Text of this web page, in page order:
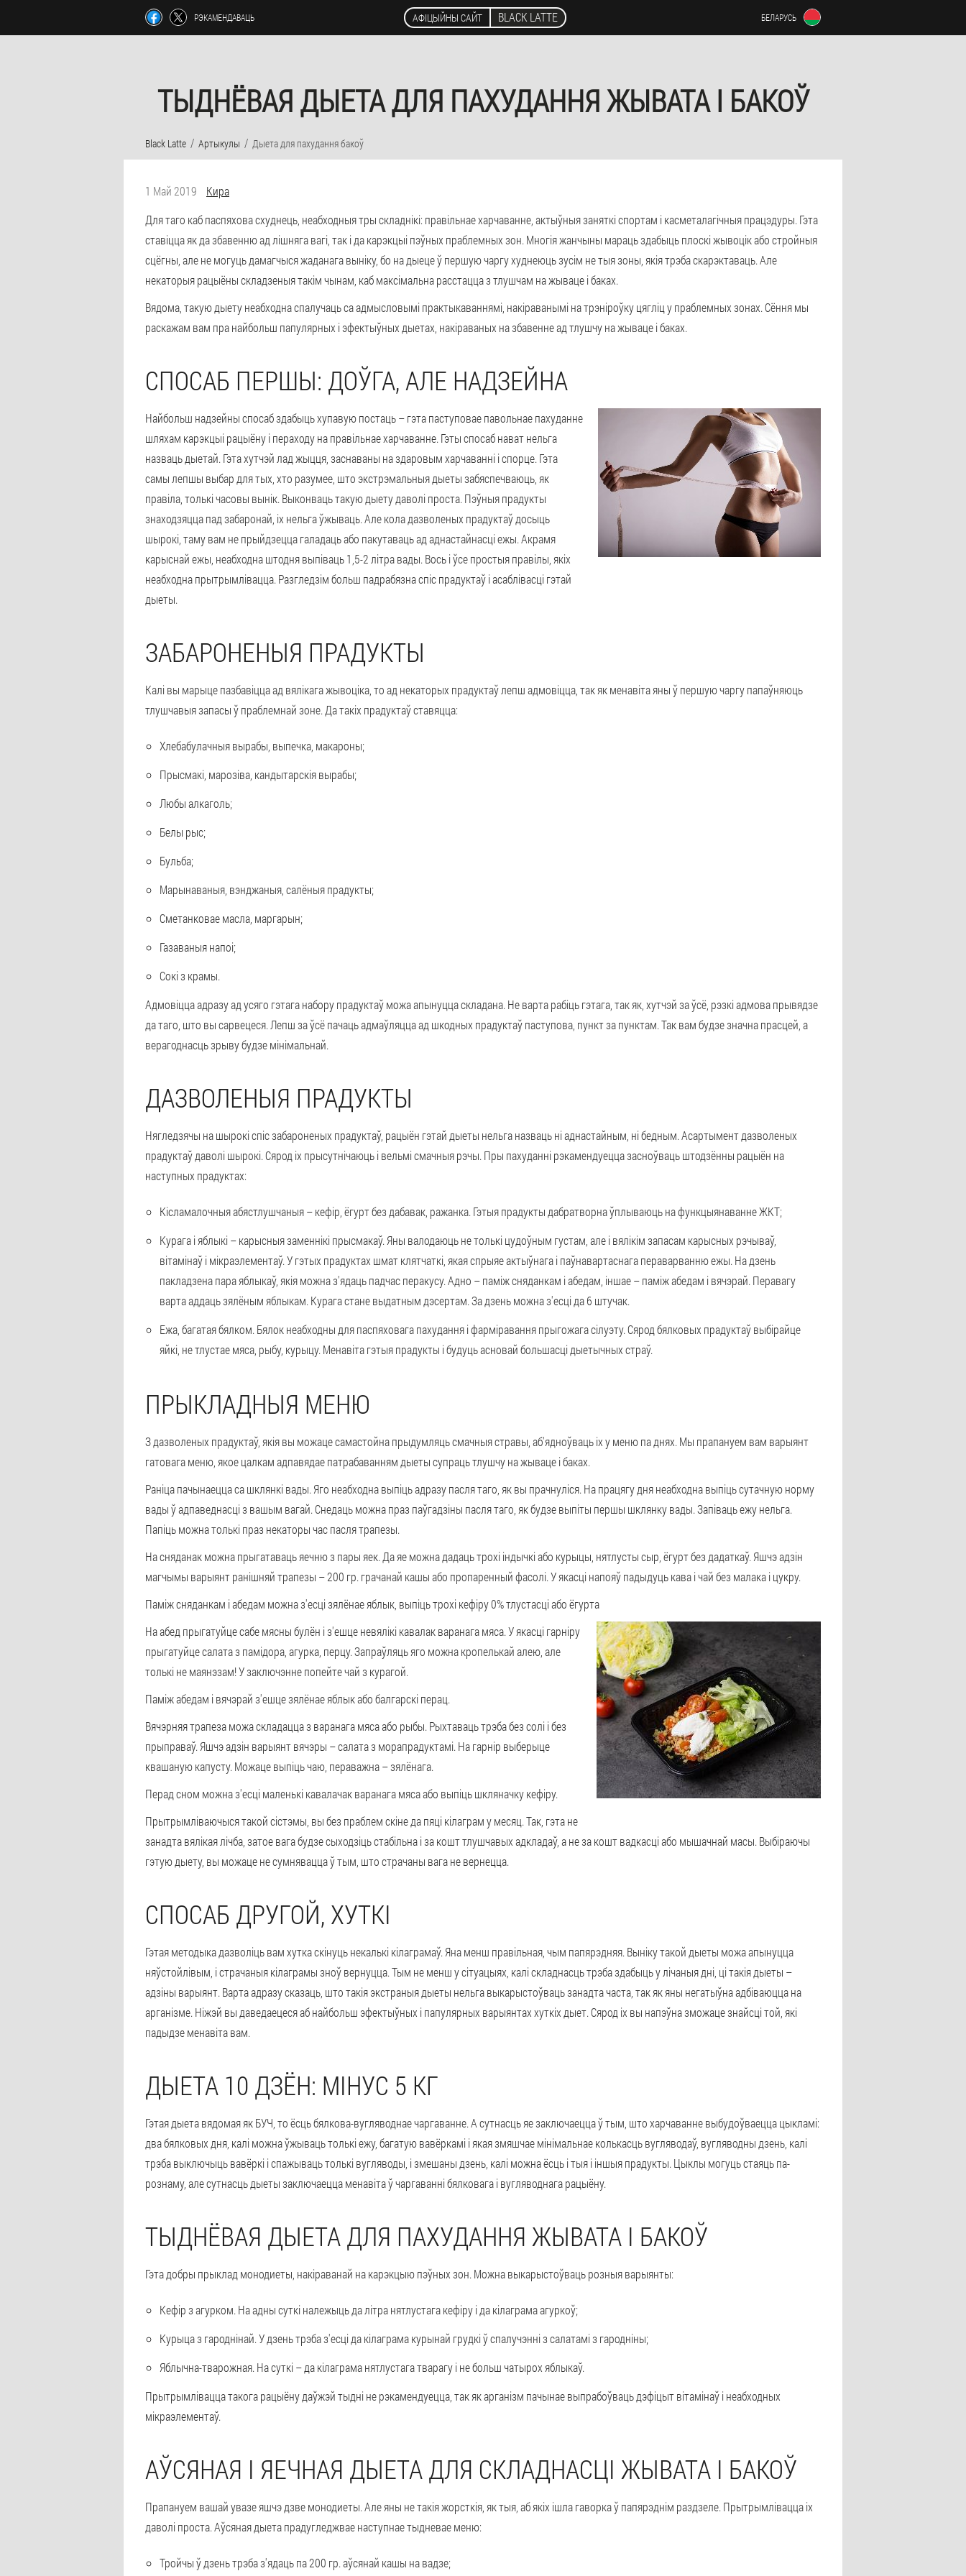
РЭКАМЕНДАВАЦЬ АФІЦЫЙНЫ САЙТ BLACK LATTE БЕЛАРУСЬ
ТЫДНЁВАЯ ДЫЕТА ДЛЯ ПАХУДАННЯ ЖЫВАТА І БАКОЎ
Black Latte Артыкулы Дыета для пахудання бакоў
1 Май 2019
Кира
Для таго каб паспяхова схуднець, неабходныя тры складнікі: правільнае харчаванне, актыўныя заняткі спортам і касметалагічныя працэдуры. Гэта
ставіцца як да збавенню ад лішняга вагі, так і да карэкцыі пэўных праблемных зон. Многія жанчыны мараць здабыць плоскі жывоцік або стройныя
сцёгны, але не могуць дамагчыся жаданага выніку, бо на дыеце ў першую чаргу худнеюць зусім не тыя зоны, якія трэба скарэктаваць. Але
некаторыя рацыёны складзеныя такім чынам, каб максімальна расстацца з тлушчам на жываце і баках.
Вядома, такую дыету неабходна спалучаць са адмысловымі практыкаваннямі, накіраванымі на трэніроўку цягліц у праблемных зонах. Сёння мы
раскажам вам пра найбольш папулярных і эфектыўных дыетах, накіраваных на збавенне ад тлушчу на жываце і баках.
СПОСАБ ПЕРШЫ: ДОЎГА, АЛЕ НАДЗЕЙНА
Найбольш надзейны спосаб здабыць хупавую постаць – гэта паступовае павольнае пахуданне
шляхам карэкцыі рацыёну і пераходу на правільнае харчаванне. Гэты спосаб нават нельга
назваць дыетай. Гэта хутчэй лад жыцця, заснаваны на здаровым харчаванні і спорце. Гэта
самы лепшы выбар для тых, хто разумее, што экстрэмальныя дыеты забяспечваюць, як
правіла, толькі часовы вынік. Выконваць такую дыету даволі проста. Пэўныя прадукты
знаходзяцца пад забаронай, іх нельга ўжываць. Але кола дазволеных прадуктаў досыць
шырокі, таму вам не прыйдзецца галадаць або пакутаваць ад аднастайнасці ежы. Акрамя
карыснай ежы, неабходна штодня выпіваць 1,5-2 літра вады. Вось і ўсе простыя правілы, якіх
неабходна прытрымлівацца. Разгледзім больш падрабязна спіс прадуктаў і асаблівасці гэтай
дыеты.
ЗАБАРОНЕНЫЯ ПРАДУКТЫ
Калі вы марыце пазбавіцца ад вялікага жывоціка, то ад некаторых прадуктаў лепш адмовіцца, так як менавіта яны ў першую чаргу папаўняюць
тлушчавыя запасы ў праблемнай зоне. Да такіх прадуктаў ставяцца:
Хлебабулачныя вырабы, выпечка, макароны;
Прысмакі, марозіва, кандытарскія вырабы;
Любы алкаголь;
Белы рыс;
Бульба;
Марынаваныя, вэнджаныя, салёныя прадукты;
Сметанковае масла, маргарын;
Газаваныя напоі;
Сокі з крамы.
Адмовіцца адразу ад усяго гэтага набору прадуктаў можа апынуцца складана. Не варта рабіць гэтага, так як, хутчэй за ўсё, рэзкі адмова прывядзе
да таго, што вы сарвецеся. Лепш за ўсё пачаць адмаўляцца ад шкодных прадуктаў паступова, пункт за пунктам. Так вам будзе значна прасцей, а
верагоднасць зрыву будзе мінімальнай.
ДАЗВОЛЕНЫЯ ПРАДУКТЫ
Нягледзячы на шырокі спіс забароненых прадуктаў, рацыён гэтай дыеты нельга назваць ні аднастайным, ні бедным. Асартымент дазволеных
прадуктаў даволі шырокі. Сярод іх прысутнічаюць і вельмі смачныя рэчы. Пры пахуданні рэкамендуецца засноўваць штодзённы рацыён на
наступных прадуктах:
Кісламалочныя абястлушчаныя – кефір, ёгурт без дабавак, ражанка. Гэтыя прадукты дабратворна ўплываюць на функцыянаванне ЖКТ;
Курага і яблыкі – карысныя заменнікі прысмакаў. Яны валодаюць не толькі цудоўным густам, але і вялікім запасам карысных рэчываў,
вітамінаў і мікраэлементаў. У гэтых прадуктах шмат клятчаткі, якая спрыяе актыўнага і паўнавартаснага пераварванню ежы. На дзень
пакладзена пара яблыкаў, якія можна з'ядаць падчас перакусу. Адно – паміж сняданкам і абедам, іншае – паміж абедам і вячэрай. Перавагу
варта аддаць зялёным яблыкам. Курага стане выдатным дэсертам. За дзень можна з'есці да 6 штучак.
Ежа, багатая бялком. Бялок неабходны для паспяховага пахудання і фарміравання прыгожага сілуэту. Сярод бялковых прадуктаў выбірайце
яйкі, не тлустае мяса, рыбу, курыцу. Менавіта гэтыя прадукты і будуць асновай большасці дыетычных страў.
ПРЫКЛАДНЫЯ МЕНЮ
З дазволеных прадуктаў, якія вы можаце самастойна прыдумляць смачныя стравы, аб'ядноўваць іх у меню па днях. Мы прапануем вам варыянт
гатовага меню, якое цалкам адпавядае патрабаванням дыеты супраць тлушчу на жываце і баках.
Раніца пачынаецца са шклянкі вады. Яго неабходна выпіць адразу пасля таго, як вы прачнуліся. На працягу дня неабходна выпіць сутачную норму
вады ў адпаведнасці з вашым вагай. Снедаць можна праз паўгадзіны пасля таго, як будзе выпіты першы шклянку вады. Запіваць ежу нельга.
Папіць можна толькі праз некаторы час пасля трапезы.
На сняданак можна прыгатаваць яечню з пары яек. Да яе можна дадаць трохі індычкі або курыцы, нятлусты сыр, ёгурт без дадаткаў. Яшчэ адзін
магчымы варыянт ранішняй трапезы – 200 гр. грачанай кашы або пропаренный фасолі. У якасці напояў падыдуць кава і чай без малака і цукру.
Паміж сняданкам і абедам можна з'есці зялёнае яблык, выпіць трохі кефіру 0% тлустасці або ёгурта
На абед прыгатуйце сабе мясны булён і з'ешце невялікі кавалак варанага мяса. У якасці гарніру
прыгатуйце салата з памідора, агурка, перцу. Запраўляць яго можна кропелькай алею, але
толькі не маянэзам! У заключэнне попейте чай з курагой.
Паміж абедам і вячэрай з'ешце зялёнае яблык або балгарскі перац.
Вячэрняя трапеза можа складацца з варанага мяса або рыбы. Рыхтаваць трэба без солі і без
прыправаў. Яшчэ адзін варыянт вячэры – салата з морапрадуктамі. На гарнір выберыце
квашаную капусту. Можаце выпіць чаю, пераважна – зялёнага.
Перад сном можна з'есці маленькі кавалачак варанага мяса або выпіць шкляначку кефіру.
Прытрымліваючыся такой сістэмы, вы без праблем скіне да пяці кілаграм у месяц. Так, гэта не
занадта вялікая лічба, затое вага будзе сыходзіць стабільна і за кошт тлушчавых адкладаў, а не за кошт вадкасці або мышачнай масы. Выбіраючы
гэтую дыету, вы можаце не сумнявацца ў тым, што страчаны вага не вернецца.
СПОСАБ ДРУГОЙ, ХУТКІ
Гэтая методыка дазволіць вам хутка скінуць некалькі кілаграмаў. Яна менш правільная, чым папярэдняя. Выніку такой дыеты можа апынуцца
няўстойлівым, і страчаныя кілаграмы зноў вернуцца. Тым не менш у сітуацыях, калі складнасць трэба здабыць у лічаныя дні, ці такія дыеты –
адзіны варыянт. Варта адразу сказаць, што такія экстраныя дыеты нельга выкарыстоўваць занадта часта, так як яны негатыўна адбіваюцца на
арганізме. Ніжэй вы даведаецеся аб найбольш эфектыўных і папулярных варыянтах хуткіх дыет. Сярод іх вы напэўна зможаце знайсці той, які
падыдзе менавіта вам.
ДЫЕТА 10 ДЗЁН: МІНУС 5 КГ
Гэтая дыета вядомая як БУЧ, то ёсць бялкова-вугляводнае чаргаванне. А сутнасць яе заключаецца ў тым, што харчаванне выбудоўваецца цыкламі:
два бялковых дня, калі можна ўжываць толькі ежу, багатую вавёркамі і якая змяшчае мінімальнае колькасць вугляводаў, вугляводны дзень, калі
трэба выключыць вавёркі і спажываць толькі вугляводы, і змешаны дзень, калі можна ёсць і тыя і іншыя прадукты. Цыклы могуць стаяць па-
рознаму, але сутнасць дыеты заключаецца менавіта ў чаргаванні бялковага і вугляводнага рацыёну.
ТЫДНЁВАЯ ДЫЕТА ДЛЯ ПАХУДАННЯ ЖЫВАТА І БАКОЎ
Гэта добры прыклад монодиеты, накіраванай на карэкцыю пэўных зон. Можна выкарыстоўваць розныя варыянты:
Кефір з агурком. На адны суткі належыць да літра нятлустага кефіру і да кілаграма агуркоў;
Курыца з гароднінай. У дзень трэба з'есці да кілаграма курынай грудкі ў спалучэнні з салатамі з гародніны;
Яблычна-тварожная. На суткі – да кілаграма нятлустага тварагу і не больш чатырох яблыкаў.
Прытрымлівацца такога рацыёну даўжэй тыдні не рэкамендуецца, так як арганізм пачынае выпрабоўваць дэфіцыт вітамінаў і неабходных
мікраэлементаў.
АЎСЯНАЯ І ЯЕЧНАЯ ДЫЕТА ДЛЯ СКЛАДНАСЦІ ЖЫВАТА І БАКОЎ
Прапануем вашай увазе яшчэ дзве монодиеты. Але яны не такія жорсткія, як тыя, аб якіх ішла гаворка ў папярэднім раздзеле. Прытрымлівацца іх
даволі проста. Аўсяная дыета прадугледжвае наступнае тыдневае меню:
Тройчы ў дзень трэба з'ядаць па 200 гр. аўсянай кашы на вадзе;